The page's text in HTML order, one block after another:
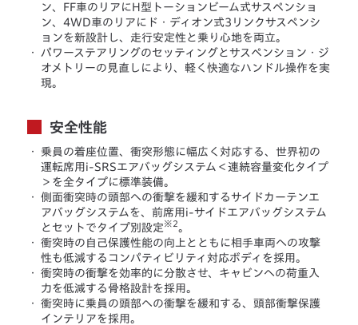
ン、FF車のリアにH型トーションビーム式サスペンショ
ン、4WD車のリアにド・ディオン式3リンクサスペンシ
ョンを新設計し、走行安定性と乗り心地を両立。
・
パワーステアリングのセッティングとサスペンション・ジ
オメトリーの見直しにより、軽く快適なハンドル操作を実
現。
安全性能
・
乗員の着座位置、衝突形態に幅広く対応する、世界初の
運転席用i-SRSエアバッグシステム＜連続容量変化タイプ
＞を全タイプに標準装備。
・
側面衝突時の頭部への衝撃を緩和するサイドカーテンエ
アバッグシステムを、前席用i-サイドエアバッグシステム
とセットでタイプ別設定 ※2 。
・
衝突時の自己保護性能の向上とともに相手車両への攻撃
性も低減するコンパティビリティ対応ボディを採用。
・
衝突時の衝撃を効率的に分散させ、キャビンへの荷重入
力を低減する骨格設計を採用。
・
衝突時に乗員の頭部への衝撃を緩和する、頭部衝撃保護
インテリアを採用。